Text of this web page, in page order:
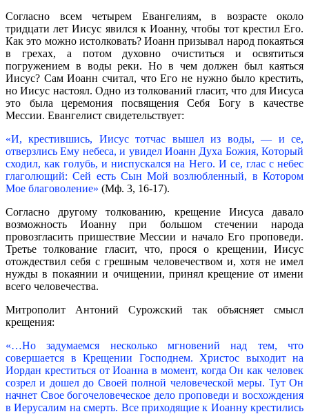
Согласно всем четырем Евангелиям, в возрасте около
тридцати лет Иисус явился к Иоанну, чтобы тот крестил Его.
Как это можно истолковать? Иоанн призывал народ покаяться
в грехах, а потом духовно очиститься и освятиться
погружением в воды реки. Но в чем должен был каяться
Иисус? Сам Иоанн считал, что Его не нужно было крестить,
но Иисус настоял. Одно из толкований гласит, что для Иисуса
это была церемония посвящения Себя Богу в качестве
Мессии. Евангелист свидетельствует:
«И, крестившись, Иисус тотчас вышел из воды, — и се,
отверзлись Ему небеса, и увидел Иоанн Духа Божия, Который
сходил, как голубь, и ниспускался на Него. И се, глас с небес
глаголющий: Сей есть Сын Мой возлюбленный, в Котором
Мое благоволение» (Мф. 3, 16-17).
Согласно другому толкованию, крещение Иисуса давало
возможность Иоанну при большом стечении народа
провозгласить пришествие Мессии и начало Его проповеди.
Третье толкование гласит, что, прося о крещении, Иисус
отождествил себя с грешным человечеством и, хотя не имел
нужды в покаянии и очищении, принял крещение от имени
всего человечества.
Митрополит Антоний Сурожский так объясняет смысл
крещения:
«…Но задумаемся несколько мгновений над тем, что
совершается в Крещении Господнем. Христос выходит на
Иордан креститься от Иоанна в момент, когда Он как человек
созрел и дошел до Своей полной человеческой меры. Тут Он
начнет Свое богочеловеческое дело проповеди и восхождения
в Иерусалим на смерть. Все приходящие к Иоанну крестились